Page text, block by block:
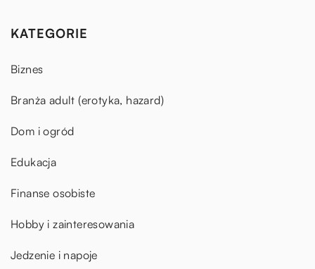
KATEGORIE
Biznes
Branża adult (erotyka, hazard)
Dom i ogród
Edukacja
Finanse osobiste
Hobby i zainteresowania
Jedzenie i napoje